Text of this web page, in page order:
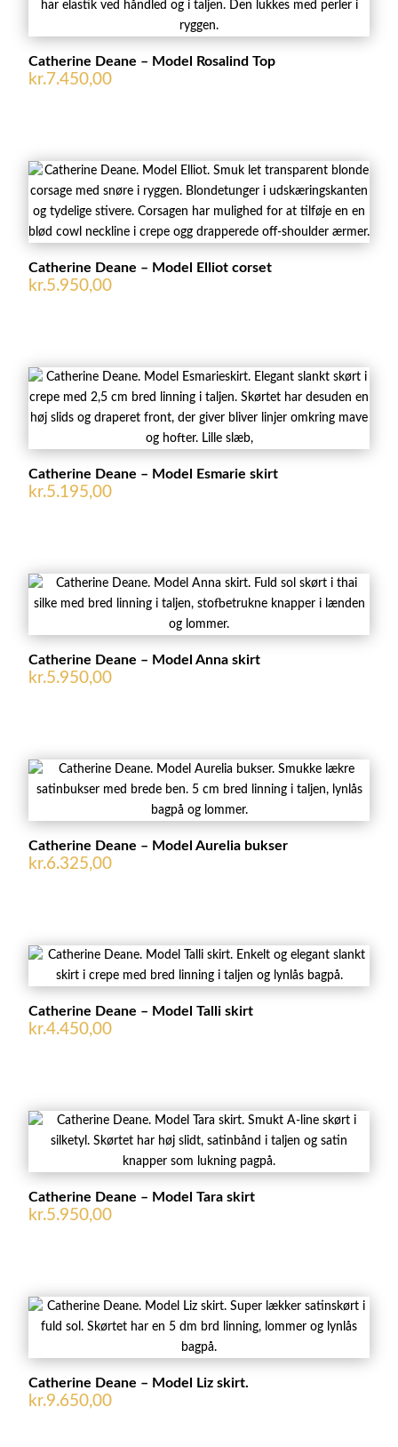
Catherine Deane – Model Rosalind Top
kr.7.450,00
Catherine Deane – Model Elliot corset
kr.5.950,00
Catherine Deane – Model Esmarie skirt
kr.5.195,00
Catherine Deane – Model Anna skirt
kr.5.950,00
Catherine Deane – Model Aurelia bukser
kr.6.325,00
Catherine Deane – Model Talli skirt
kr.4.450,00
Catherine Deane – Model Tara skirt
kr.5.950,00
Catherine Deane – Model Liz skirt.
kr.9.650,00